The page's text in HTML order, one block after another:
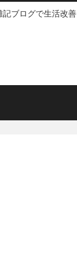
記ブログで生活改善